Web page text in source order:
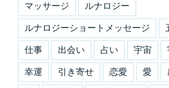
マッサージ ルナロジー
ルナロジーショートメッセージ
仕事 出会い 占い 宇宙
幸運 引き寄せ 恋愛 愛